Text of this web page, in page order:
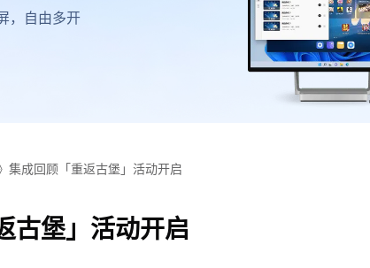
，自由多开
集成回顾「重返古堡」活动开启
古堡」活动开启